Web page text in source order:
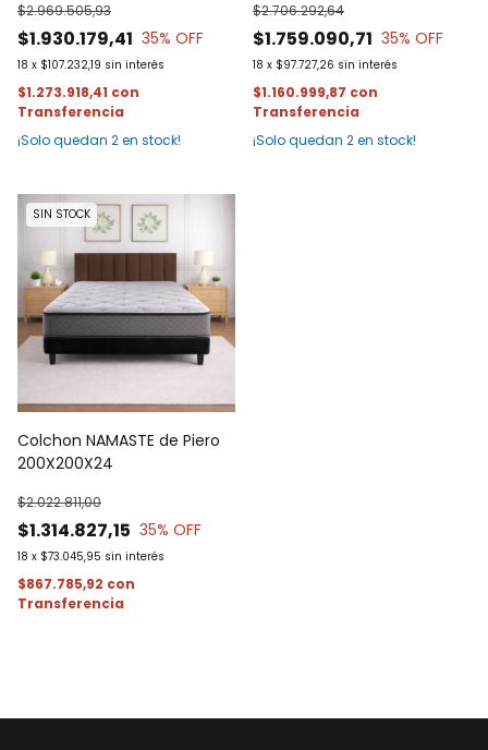
$1.930.179,41
$2.969.505,93
35% OFF
18 x $107.232,19 sin interés
$1.273.918,41 con
¡Solo quedan 2en stock!
$1.759.090,71
$2.706.292,64
35% OFF
18 x $97.727,26 sin interés
$1.160.999,87 con
¡Solo quedan 2en stock!
SIN STOCK
Colchon NAMASTE de Piero
200X200X24
$1.314.827,15
$2.022.811,00
35% OFF
18 x $73.045,95 sin interés
$867.785,92 con